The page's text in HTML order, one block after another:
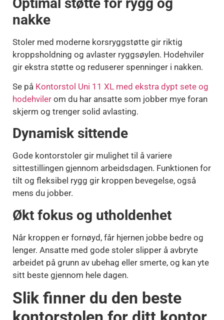
nakke
Stoler med moderne korsryggstøtte gir riktig
kroppsholdning og avlaster ryggsøylen. Hodehviler
gir ekstra støtte og reduserer spenninger i nakken.
Se på Kontorstol Uni 11 XL med ekstra dypt sete og
hodehviler om du har ansatte som jobber mye foran
skjerm og trenger solid avlasting.
Dynamisk sittende
Gode kontorstoler gir mulighet til å variere
sittestillingen gjennom arbeidsdagen. Funktionen for
tilt og fleksibel rygg gir kroppen bevegelse, også
mens du jobber.
Økt fokus og utholdenhet
Når kroppen er fornøyd, får hjernen jobbe bedre og
lenger. Ansatte med gode stoler slipper å avbryte
arbeidet på grunn av ubehag eller smerte, og kan yte
sitt beste gjennom hele dagen.
Slik finner du den beste